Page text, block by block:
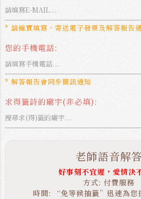
* 請確實填寫，寄送電子發票及解答報告
您的手機電話:
* 解答報告會同步簡訊通知
求得籤詩的廟宇(非必填):
老師語音解答
好事刻不宜遲，愛情決
方式: 付費服務
時間: “免等候抽籤”迅速為您